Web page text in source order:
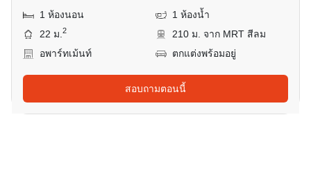
1 ห้องนอน
1 ห้องน้ำ
22 ม.2
210 ม. จาก MRT สีลม
อพาร์ทเม้นท์
ตกแต่งพร้อมอยู่
สอบถามตอนนี้